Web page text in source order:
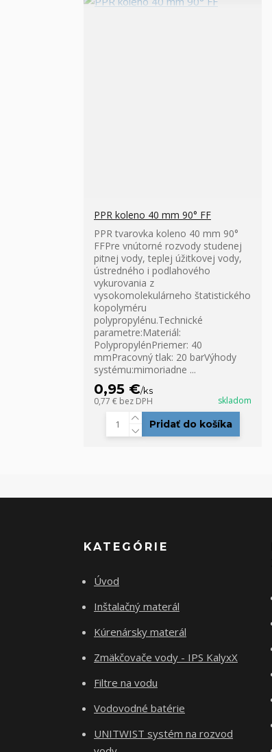
PPR koleno 40 mm 90° FF
PPR tvarovka koleno 40 mm 90°
FFPre vnútorné rozvody studenej
pitnej vody, teplej úžitkovej vody,
ústredného i podlahového
vykurovania z
vysokomolekulárneho štatistického
kopolyméru
polypropylénu.Technické
parametre:Materiál:
PolypropylénPriemer: 40
mmPracovný tlak: 20 barVýhody
systému:mimoriadne ...
0,95 €/ks
0,77 € bez DPH skladom
Pridať do košíka
KATEGÓRIE
Úvod
Inštalačný materál
Kúrenársky materál
Zmäkčovače vody - IPS KalyxX
Filtre na vodu
Vodovodné batérie
UNITWIST systém na rozvod